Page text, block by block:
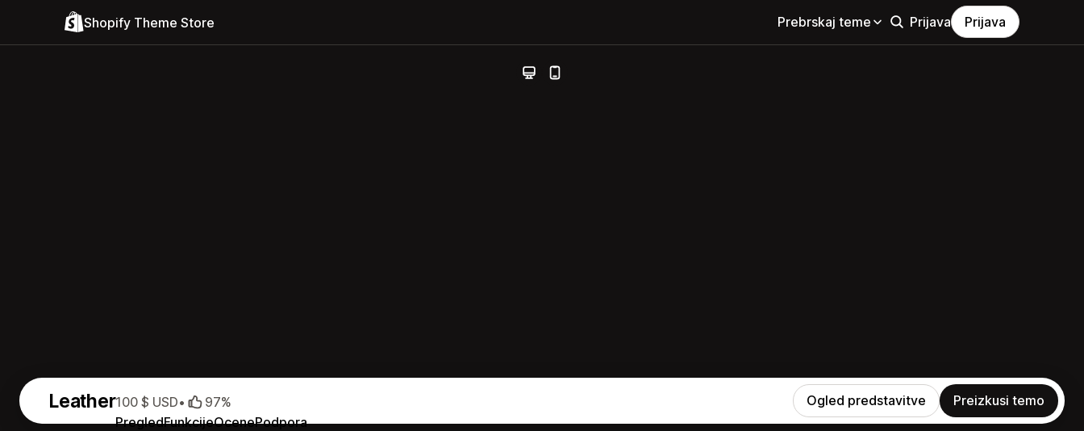
Shopify Theme Store Prebrskaj teme Prijava Prijava
Leather
PregledFunkcijeOcenePodpora
100 $ USD• 97% Ogled predstavitve Preizkusi temo